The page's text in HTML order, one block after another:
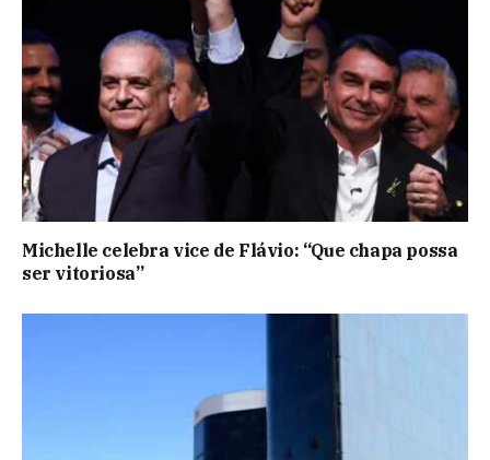
Michelle celebra vice de Flávio: “Que chapa possa
ser vitoriosa”